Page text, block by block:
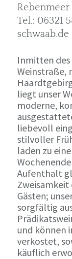
Rebenmeer
Tel.: 06321
schwaab.de
Inmitten des
Weinstraße,
liegt unser
moderne,
liebevoll
stilvoller
laden zu
Aufenthalt
Gästen;
sorgfältig
und können
verkostet,
käuflich